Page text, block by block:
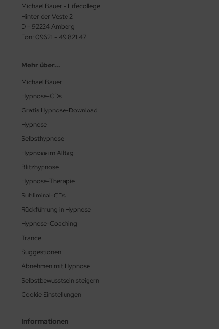
Michael Bauer - Lifecollege
Hinter der Veste 2
D - 92224 Amberg
Fon: 09621 - 49 821 47
Mehr über...
Michael Bauer
Hypnose-CDs
Gratis Hypnose-Download
Hypnose
Selbsthypnose
Hypnose im Alltag
Blitzhypnose
Hypnose-Therapie
Subliminal-CDs
Rückführung in Hypnose
Hypnose-Coaching
Trance
Suggestionen
Abnehmen mit Hypnose
Selbstbewusstsein steigern
Cookie Einstellungen
Informationen